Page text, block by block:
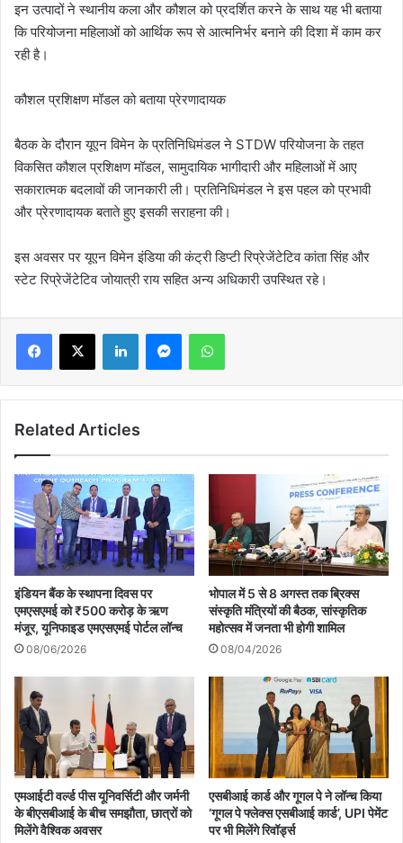
इन उत्पादों ने स्थानीय कला और कौशल को प्रदर्शित करने के साथ यह भी बताया
कि परियोजना महिलाओं को आर्थिक रूप से आत्मनिर्भर बनाने की दिशा में काम कर
रही है।
कौशल प्रशिक्षण मॉडल को बताया प्रेरणादायक
बैठक के दौरान यूएन विमेन के प्रतिनिधिमंडल ने STDW परियोजना के तहत
विकसित कौशल प्रशिक्षण मॉडल, सामुदायिक भागीदारी और महिलाओं में आए
सकारात्मक बदलावों की जानकारी ली। प्रतिनिधिमंडल ने इस पहल को प्रभावी
और प्रेरणादायक बताते हुए इसकी सराहना की।
इस अवसर पर यूएन विमेन इंडिया की कंट्री डिप्टी रिप्रेजेंटेटिव कांता सिंह और
स्टेट रिप्रेजेंटेटिव जोयात्री राय सहित अन्य अधिकारी उपस्थित रहे।
LinkedInMessengerWhatsApp
Related Articles
इंडियन बैंक के स्थापना दिवस पर
एमएसएमई को ₹500 करोड़ के ऋण
मंजूर, यूनिफाइड एमएसएमई पोर्टल लॉन्च
08/06/2026
भोपाल में 5 से 8 अगस्त तक ब्रिक्स
संस्कृति मंत्रियों की बैठक, सांस्कृतिक
महोत्सव में जनता भी होगी शामिल
08/04/2026
एमआईटी वर्ल्ड पीस यूनिवर्सिटी और जर्मनी
के बीएसबीआई के बीच समझौता, छात्रों को
मिलेंगे वैश्विक अवसर
एसबीआई कार्ड और गूगल पे ने लॉन्च किया
‘गूगल पे फ्लेक्स एसबीआई कार्ड’, UPI पेमेंट
पर भी मिलेंगे रिवॉर्ड्स